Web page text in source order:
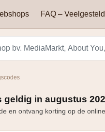
FAQ –
kan je kortingscodes
bereken je korting?
in augustus
en ontvang korting op de